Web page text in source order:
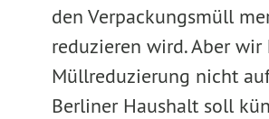
den Verpackungsmüll
reduzieren wird. Aber wir
Müllreduzierung nicht
Berliner Haushalt soll